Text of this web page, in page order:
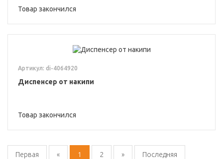
Товар закончился
Артикул: di-4064920
Диспенсер от накипи
Товар закончился
Первая « 1 2 » Последняя